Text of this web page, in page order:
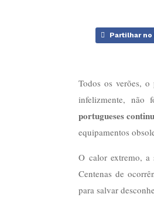
Partilhar no
Todos os verões, o
infelizmente, não
portugueses
equipamentos
O calor extremo, a
Centenas de
para salvar